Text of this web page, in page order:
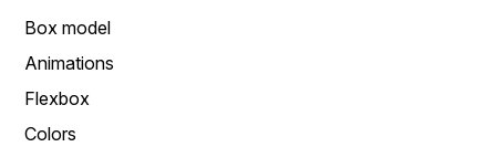
Box model
Animations
Flexbox
Colors